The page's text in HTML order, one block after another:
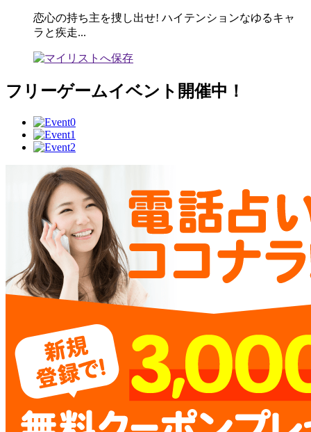
恋心の持ち主を捜し出せ! ハイテンションなゆるキャ
ラと疾走...
フリーゲームイベント開催中！